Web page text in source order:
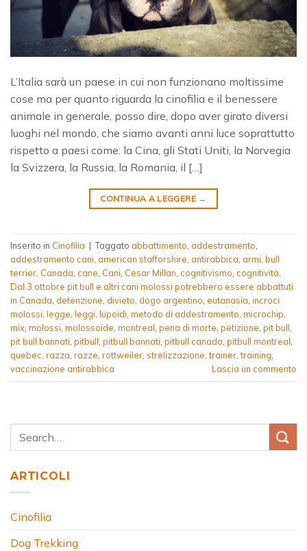
L’Italia sarà un paese in cui non funzionano moltissime
cose ma per quanto riguarda la cinofilia e il benessere
animale in generale, posso dire, dopo aver girato diversi
luoghi nel mondo, che siamo avanti anni luce soprattutto
rispetto a paesi come: la Cina, gli Stati Uniti, la Norvegia
la Svizzera, la Russia, la Romania, il […]
CONTINUA A LEGGERE →
Inserito in Cinofilia | Taggato abbattimento addestramento
addestramento cani american stafforshire antirabbica armi bull
terrier Canada cane Cani Cesar Millan cognitivismo cognitività
Dal 3 ottobre pit bull e altri cani molossi potrebbero essere abbattuti
in Canada detenzione divieto dogo argentino eutanasia incroci
molossi legge leggi lupoidi metodo di addestramento microchip
mix molossi molossoide montreal pena di morte petizione pit bull
pit bull bannati pitbull pitbull bannati pitbull canada pitbull montreal
quebec razza razze rottweiler strelizzazione ,trainer ,training
vaccinazione antirabbica
Lascia un commento
ARTICOLI
Cinofilia
Dog Trekking